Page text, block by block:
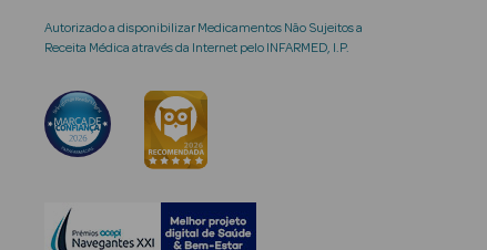
Autorizado a disponibilizar Medicamentos Não Sujeitos a
Receita Médica através da Internet pelo INFARMED, I.P.